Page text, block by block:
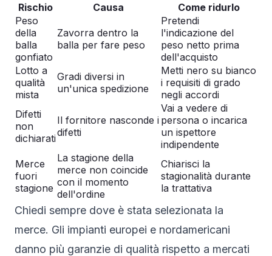
Rischio Causa
Come ridurlo
Peso
della
balla
gonfiato
Zavorra dentro la
balla per fare peso
Pretendi
l'indicazione del
peso netto prima
dell'acquisto
Lotto a
qualità
mista
Gradi diversi in
un'unica spedizione
Metti nero su bianco
i requisiti di grado
negli accordi
Difetti
non
dichiarati
Il fornitore nasconde i
difetti
Vai a vedere di
persona o incarica
un ispettore
indipendente
Merce
fuori
stagione
La stagione della
merce non coincide
con il momento
dell'ordine
Chiarisci la
stagionalità durante
la trattativa
Chiedi sempre dove è stata selezionata la
merce. Gli impianti europei e nordamericani
danno più garanzie di qualità rispetto a mercati